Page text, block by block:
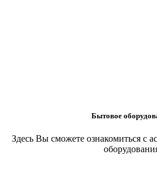
Бытовое
Здесь Вы сможете ознакомиться с